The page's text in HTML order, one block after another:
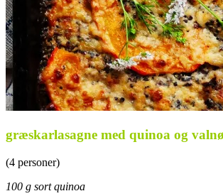
græskarlasagne med quinoa og
(4 personer)
100 g sort quinoa